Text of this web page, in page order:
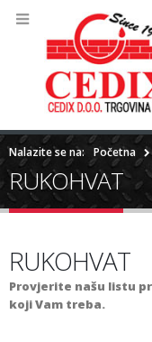
Nalazite se na: Početna
RUKOHVAT
RUKOHVAT
Provjerite našu listu
koji Vam treba.